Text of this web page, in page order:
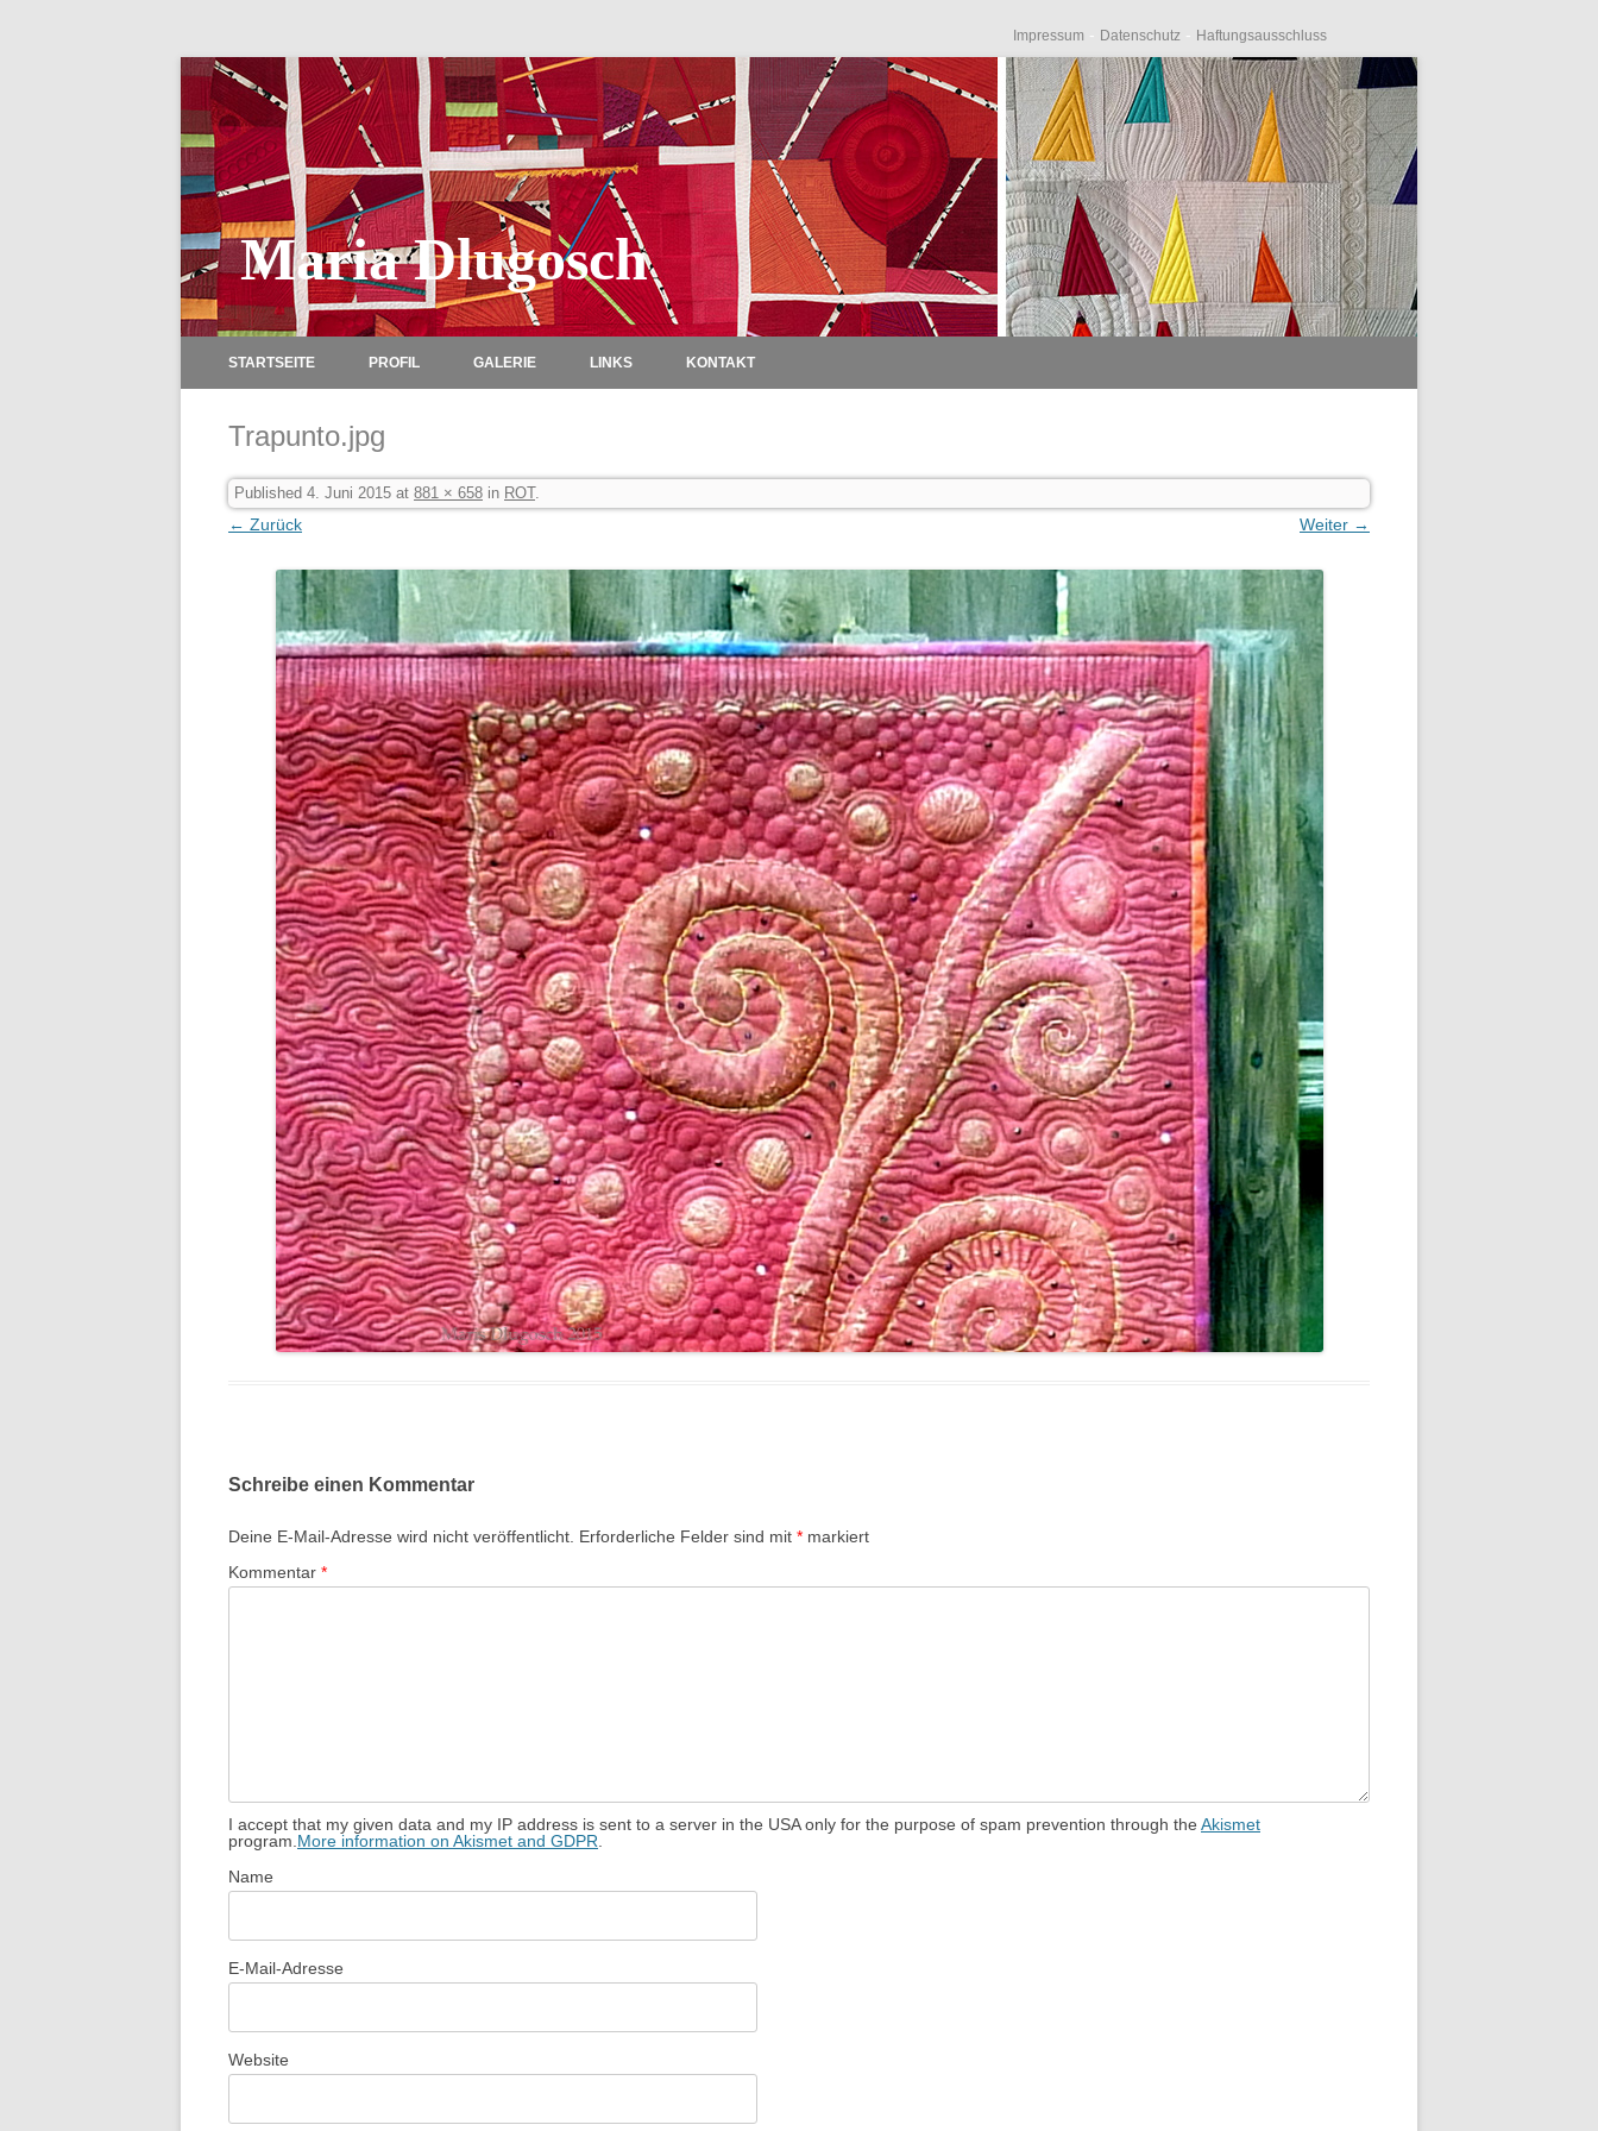
Impressum - Datenschutz - Haftungsausschluss
Maria Dlugosch
STARTSEITE PROFIL GALERIE LINKS KONTAKT
Trapunto.jpg
Published 4. Juni 2015 at 881 × 658 in ROT.
← Zurück Weiter →
Schreibe einen Kommentar
Deine E-Mail-Adresse wird nicht veröffentlicht. Erforderliche Felder sind mit * markiert
Kommentar *
I accept that my given data and my IP address is sent to a server in the USA only for the purpose of spam prevention through the Akismet
program. More information on Akismet and GDPR
Name
E-Mail-Adresse
Website